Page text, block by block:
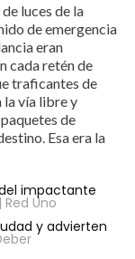
luces de la
de emergencia
eran
cada retén de
traficantes de
la vía libre y
de
Esa era la
impactante
| Red Uno
y advierten